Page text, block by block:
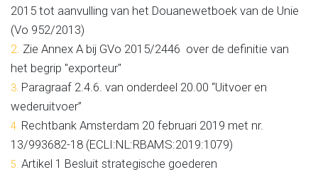
2015 tot aanvulling van het Douanewetboek van de Unie
(Vo 952/2013)
2. Zie Annex A bij GVo 2015/2446 over de definitie van
het begrip "exporteur"
3. Paragraaf 2.4.6. van onderdeel 20.00 “Uitvoer en
wederuitvoer”
4. Rechtbank Amsterdam 20 februari 2019 met nr.
13/993682-18 (ECLI:NL:RBAMS:2019:1079)
5. Artikel 1 Besluit strategische goederen